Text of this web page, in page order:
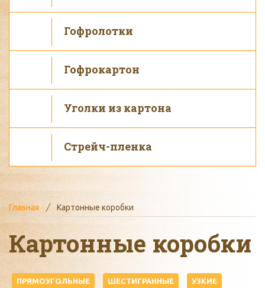
Гофролотки
Гофрокартон
Уголки из картона
Стрейч-пленка
Главная Картонные коробки
Картонные коробки
ПРЯМОУГОЛЬНЫЕ ШЕСТИГРАННЫЕ УЗКИЕ